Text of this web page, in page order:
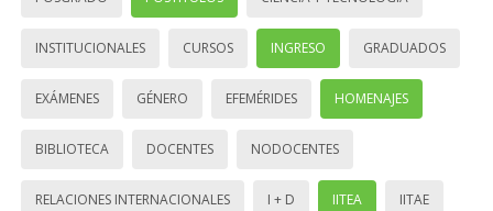
INSTITUCIONALES CURSOS INGRESO GRADUADOS
EXÁMENES GÉNERO EFEMÉRIDES HOMENAJES
BIBLIOTECA DOCENTES NODOCENTES
RELACIONES INTERNACIONALES I + D IITEA IITAE